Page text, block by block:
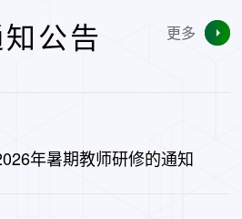
公告 更多
年暑期教师研修的通知